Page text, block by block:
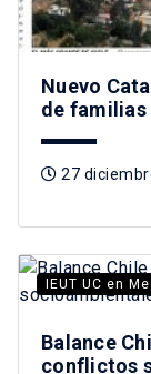
Nuevo
de familias
27
IEUT UC en
Balance
conflictos